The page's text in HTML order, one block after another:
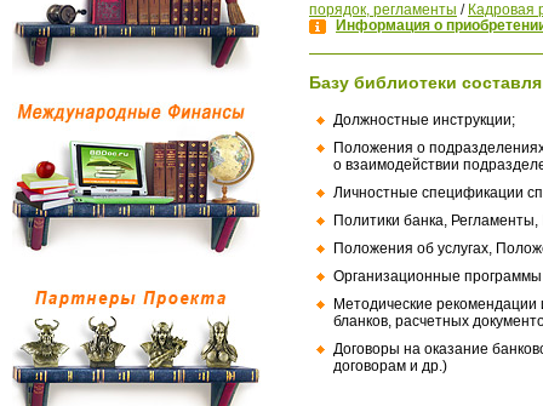
порядок, регламенты / Кадровая
Информация о
Базу библиотеки
Должностные инструкции;
Положения о
о взаимодействии
Личностные спецификации
Политики банка,
Положения об услугах,
Организационные
Методические
бланков, расчетных
Договоры на оказание
договорам и др.)